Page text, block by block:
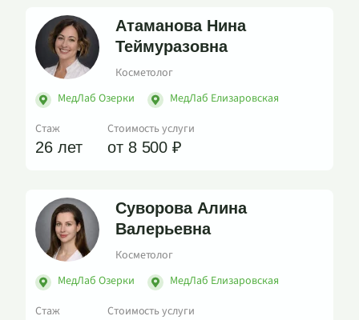
Атаманова Нина
Теймуразовна
Косметолог
МедЛаб Озерки
МедЛаб Елизаровская
Стаж
26 лет
Стоимость услуги
от 8 500 ₽
Суворова Алина
Валерьевна
Косметолог
МедЛаб Озерки
МедЛаб Елизаровская
Стаж
Стоимость услуги